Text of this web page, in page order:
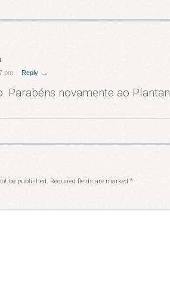
pm Reply →
Parabéns novamente ao
be published. Required fields are marked *